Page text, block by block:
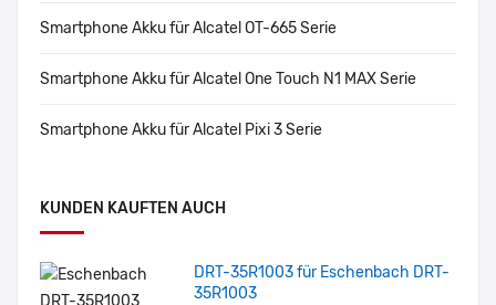
Smartphone Akku für Alcatel OT-665 Serie
Smartphone Akku für Alcatel One Touch N1 MAX Serie
Smartphone Akku für Alcatel Pixi 3 Serie
KUNDEN KAUFTEN AUCH
DRT-35R1003 für Eschenbach DRT-
35R1003